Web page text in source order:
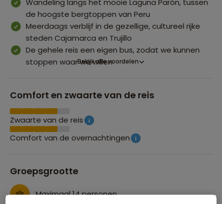
Wandeling langs het mooie Laguna Parón, tussen
de hoogste bergtoppen van Peru
Meerdaags verblijf in de gezellige, cultureel rijke
steden Cajamarca en Trujillo
De gehele reis een eigen bus, zodat we kunnen
stoppen waar we willen
Bekijk alle voordelen
Comfort en zwaarte van de reis
Zwaarte van de reis
Comfort van de overnachtingen
Groepsgrootte
Maximaal 14 personen